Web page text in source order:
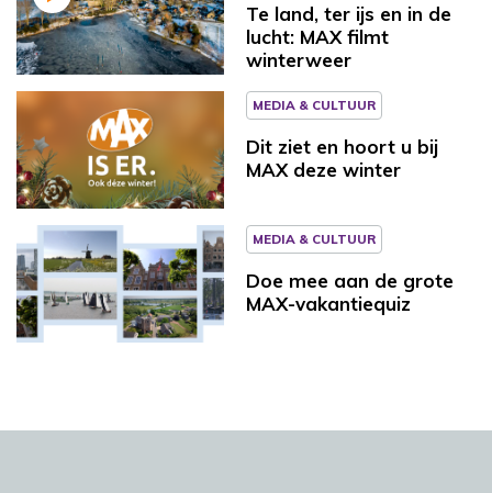
Te land, ter ijs en in de
lucht: MAX filmt
winterweer
MEDIA & CULTUUR
Dit ziet en hoort u bij
MAX deze winter
MEDIA & CULTUUR
Doe mee aan de grote
MAX-vakantiequiz